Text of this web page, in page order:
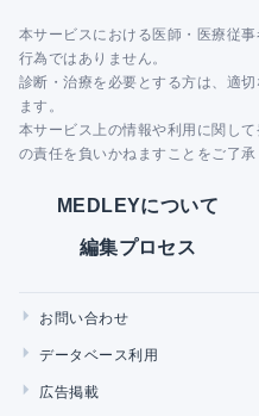
本サービスにおける医師・医療従
行為ではありません。
診断・治療を必要とする方は、適
ます。
本サービス上の情報や利用に関し
の責任を負いかねますことをご了承
MEDLEYについて
編集プロセス
お問い合わせ
データベース利用
広告掲載